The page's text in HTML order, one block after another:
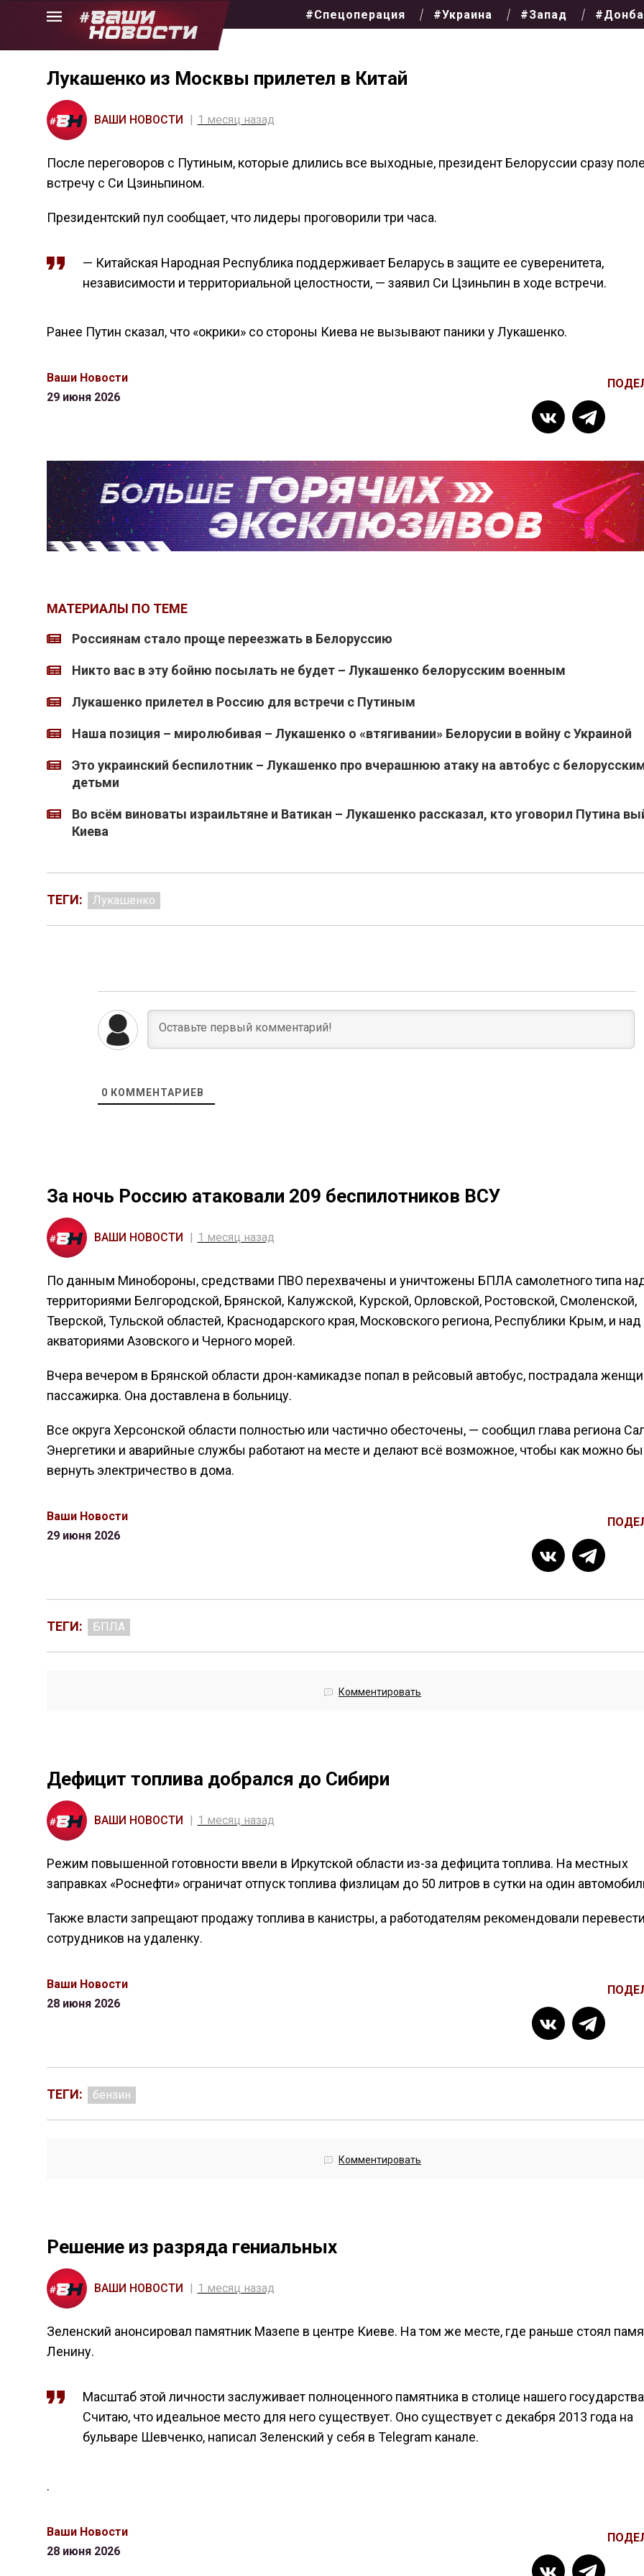
Skip
#Спецоперация #Украина #Запад
Лукашенко из Москвы прилетел в Китай
ВАШИ НОВОСТИ 1 месяц назад
После переговоров с Путиным, которые длились все выходные, президент Белоруссии сразу
встречу с Си Цзиньпином.
Президентский пул сообщает, что лидеры проговорили три часа.
— Китайская Народная Республика поддерживает Беларусь в защите ее суверенитета,
независимости и территориальной целостности, — заявил Си Цзиньпин в ходе встречи.
Ранее Путин сказал, что «окрики» со стороны Киева не вызывают паники у Лукашенко.
Ваши Новости
29 июня 2026
МАТЕРИАЛЫ ПО ТЕМЕ
Россиянам стало проще переезжать в Белоруссию
Никто вас в эту бойню посылать не будет – Лукашенко белорусским военным
Лукашенко прилетел в Россию для встречи с Путиным
Наша позиция – миролюбивая – Лукашенко о «втягивании» Белорусии в войну с Украиной
Это украинский беспилотник – Лукашенко про вчерашнюю атаку на автобус с
детьми
Во всём виноваты израильтяне и Ватикан – Лукашенко рассказал, кто уговорил Путина
Киева
ТЕГИ: Лукашенко
0 КОММЕНТАРИЕВ
За ночь Россию атаковали 209 беспилотников ВСУ
ВАШИ НОВОСТИ 1 месяц назад
По данным Минобороны, средствами ПВО перехвачены и уничтожены БПЛА самолетного типа
территориями Белгородской, Брянской, Калужской, Курской, Орловской, Ростовской, Смоленской,
Тверской, Тульской областей, Краснодарского края, Московского региона, Республики Крым, и над
акваториями Азовского и Черного морей.
Вчера вечером в Брянской области дрон-камикадзе попал в рейсовый автобус, пострадала
пассажирка. Она доставлена в больницу.
Все округа Херсонской области полностью или частично обесточены, — сообщил глава региона
Энергетики и аварийные службы работают на месте и делают всё возможное, чтобы как можно
вернуть электричество в дома.
Ваши Новости
29 июня 2026
ТЕГИ: БПЛА
Комментировать
Дефицит топлива добрался до Сибири
ВАШИ НОВОСТИ 1 месяц назад
Режим повышенной готовности ввели в Иркутской области из-за дефицита топлива. На местных
заправках «Роснефти» ограничат отпуск топлива физлицам до 50 литров в сутки на один
Также власти запрещают продажу топлива в канистры, а работодателям рекомендовали
сотрудников на удаленку.
Ваши Новости
28 июня 2026
ТЕГИ: бензин
Комментировать
Решение из разряда гениальных
ВАШИ НОВОСТИ 1 месяц назад
Зеленский анонсировал памятник Мазепе в центре Киеве. На том же месте, где раньше стоял
Ленину.
Масштаб этой личности заслуживает полноценного памятника в столице нашего
Считаю, что идеальное место для него существует. Оно существует с декабря 2013 года на
бульваре Шевченко, написал Зеленский у себя в Telegram канале.
.
Ваши Новости
28 июня 2026